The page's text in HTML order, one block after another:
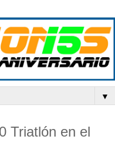
▼
Triatlón en el